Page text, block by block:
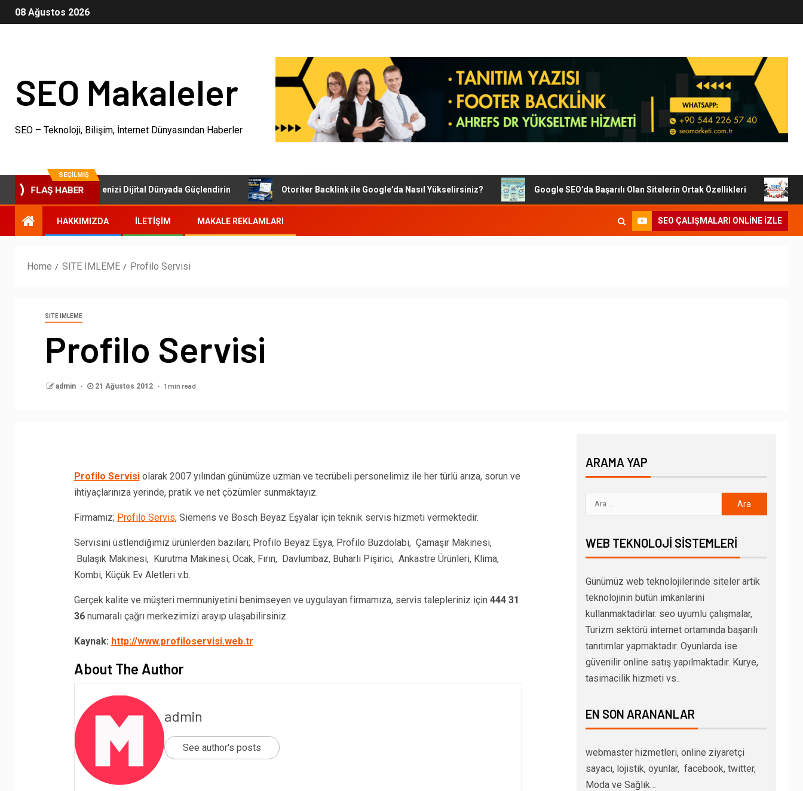
08 Ağustos 2026
SEO Makaleler
SEO – Teknoloji, Bilişim, İnternet Dünyasından Haberler
SEÇILMIŞ
FLAŞ HABER
SEO Paketleri: İşletmenizi Dijital Dünyada Güçlendirin Otoriter Backlink ile Google’da Nasıl Yükselirsiniz? Google SEO’da Başarılı Olan Sitelerin Ortak Özellikleri Dijital
HAKKIMIZDA İLETIŞIM MAKALE REKLAMLARI SEO ÇALIŞMALARI ONLINE IZLE
Home SITE IMLEME Profilo Servisi
SITE IMLEME
Profilo Servisi
admin 21 Ağustos 2012 1 min read
Profilo Servisiolarak 2007 yılından günümüze uzman ve tecrübeli personelimiz ile her türlü arıza, sorun ve
ihtiyaçlarınıza yerinde, pratik ve net çözümler sunmaktayız.
Firmamız; Profilo Servis, Siemens ve Bosch Beyaz Eşyalar için teknik servis hizmeti vermektedir.
Servisini üstlendiğimiz ürünlerden bazıları; Profilo Beyaz Eşya, Profilo Buzdolabı, Çamaşır Makinesi,
Bulaşık Makinesi, Kurutma Makinesi, Ocak, Fırın, Davlumbaz, Buharlı Pişirici, Ankastre Ürünleri, Klima,
Kombi, Küçük Ev Aletleri v.b.
Gerçek kalite ve müşteri memnuniyetini benimseyen ve uygulayan firmamıza, servis talepleriniz için 444 31
36 numaralı çağrı merkezimizi arayıp ulaşabilirsiniz.
Kaynak: http://www.profiloservisi.web.tr
About The Author
admin
See author's posts
ARAMA YAP
WEB TEKNOLOJI SISTEMLERI
Günümüz web teknolojilerinde siteler artik
teknolojinin bütün imkanlarini
kullanmaktadirlar. seo uyumlu çalışmalar,
Turizm sektörü internet ortamında başarılı
tanıtımlar yapmaktadır. Oyunlarda ise
güvenilir online satış yapılmaktadır. Kurye,
tasimacilik hizmeti vs..
EN SON ARANANLAR
webmaster hizmetleri, online ziyaretçi
sayacı, lojistik, oyunlar, facebook, twitter,
Moda ve Sağlık…